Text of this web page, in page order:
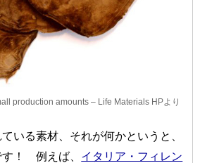
production amounts – Life Materials HPより
いる素材、それが何かというと、
！ 例えば、 イタリア・フィレン